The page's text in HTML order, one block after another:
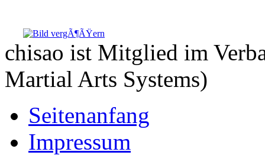
chisao ist Mitglied im
Martial Arts Systems)
Seitenanfang
Impressum